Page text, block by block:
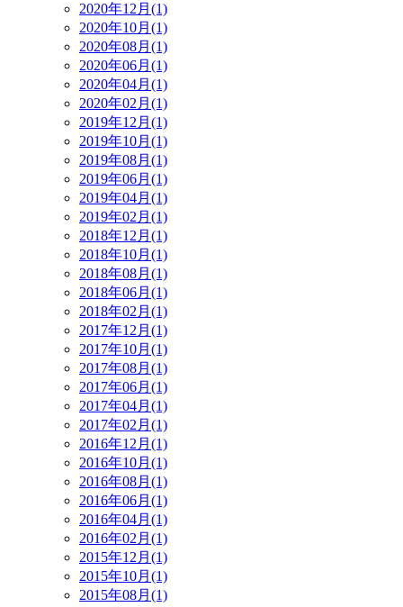
2020年12月(1)
2020年10月(1)
2020年08月(1)
2020年06月(1)
2020年04月(1)
2020年02月(1)
2019年12月(1)
2019年10月(1)
2019年08月(1)
2019年06月(1)
2019年04月(1)
2019年02月(1)
2018年12月(1)
2018年10月(1)
2018年08月(1)
2018年06月(1)
2018年02月(1)
2017年12月(1)
2017年10月(1)
2017年08月(1)
2017年06月(1)
2017年04月(1)
2017年02月(1)
2016年12月(1)
2016年10月(1)
2016年08月(1)
2016年06月(1)
2016年04月(1)
2016年02月(1)
2015年12月(1)
2015年10月(1)
2015年08月(1)